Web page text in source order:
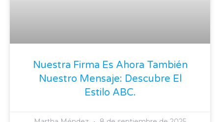
Nuestra Firma Es Ahora También
Nuestro Mensaje: Descubre El
Estilo ABC.